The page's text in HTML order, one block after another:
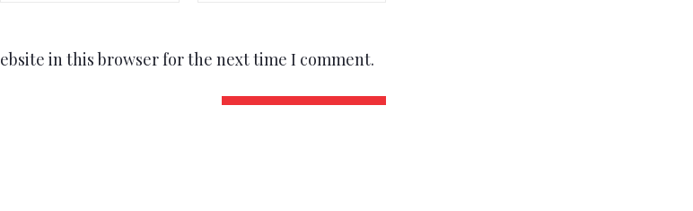
in this browser for the next time I comment.